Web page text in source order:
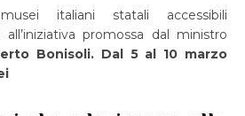
italiani statali accessibili
promossa dal ministro
Bonisoli. Dal 5 al 10 marzo